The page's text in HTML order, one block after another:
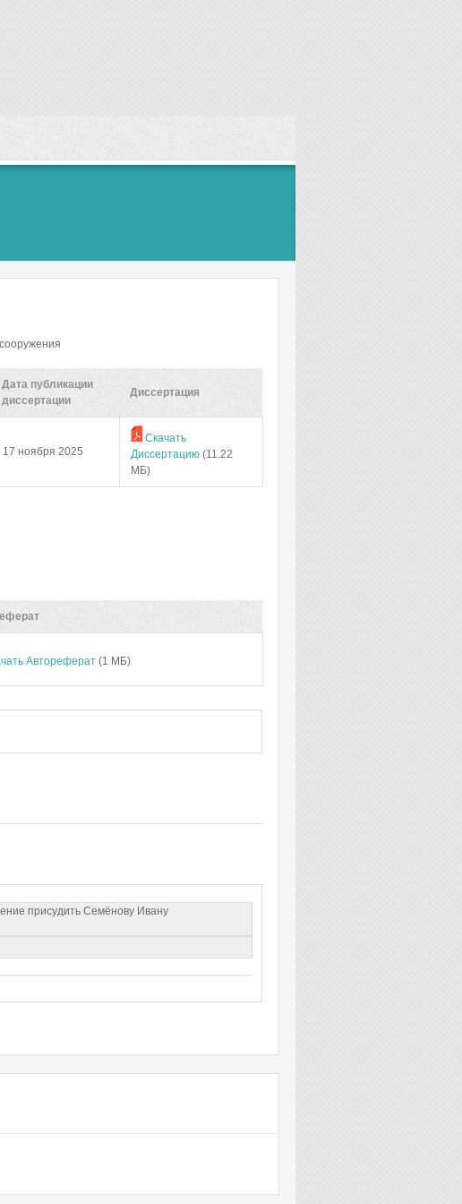
Дата публикации
диссертации
Диссертация
17 ноября 2025
Скачать
Диссертацию (11.22
МБ)
Автореферат (1 МБ)
присудить Семёнову Ивану